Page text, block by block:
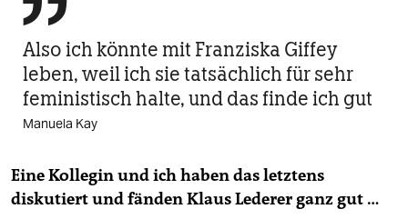
Also ich könnte mit Franziska Giffey
leben, weil ich sie tatsächlich für sehr
feministisch halte, und das finde ich gut
Manuela Kay
Eine Kollegin und ich haben das letztens
diskutiert und fänden Klaus Lederer ganz gut …